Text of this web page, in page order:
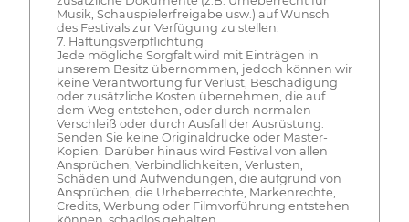
Musik, Schauspielerfreigabe usw.) auf Wunsch
des Festivals zur Verfügung zu stellen.
7. Haftungsverpflichtung
Jede mögliche Sorgfalt wird mit Einträgen in
unserem Besitz übernommen, jedoch können wir
keine Verantwortung für Verlust, Beschädigung
oder zusätzliche Kosten übernehmen, die auf
dem Weg entstehen, oder durch normalen
Verschleiß oder durch Ausfall der Ausrüstung.
Senden Sie keine Originaldrucke oder Master-
Kopien. Darüber hinaus wird Festival von allen
Ansprüchen, Verbindlichkeiten, Verlusten,
Schäden und Aufwendungen, die aufgrund von
Ansprüchen, die Urheberrechte, Markenrechte,
Credits, Werbung oder Filmvorführung entstehen